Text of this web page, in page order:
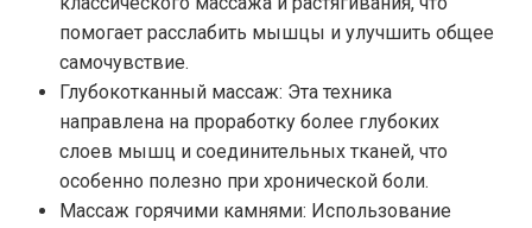
помогает расслабить мышцы и улучшить общее
самочувствие.
Глубокотканный массаж: Эта техника
направлена на проработку более глубоких
слоев мышц и соединительных тканей, что
особенно полезно при хронической боли.
Массаж горячими камнями: Использование